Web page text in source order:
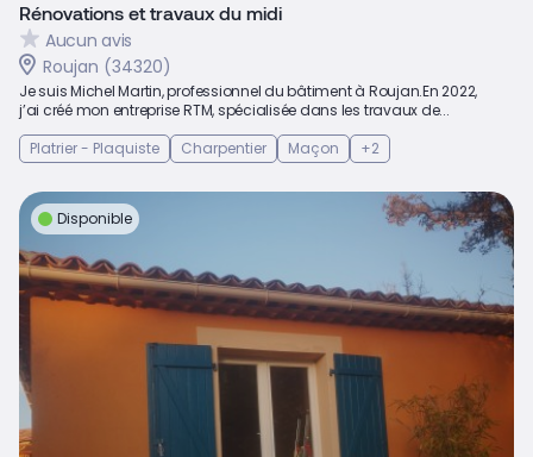
Rénovations et travaux du midi
Aucun avis
Roujan (34320)
Je suis Michel Martin, professionnel du bâtiment à Roujan.En 2022,
j’ai créé mon entreprise RTM, spécialisée dans les travaux de...
Platrier - Plaquiste
Charpentier Maçon +2
Disponible